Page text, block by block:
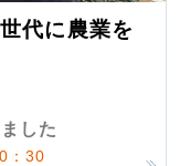
代に農業を
した
：30